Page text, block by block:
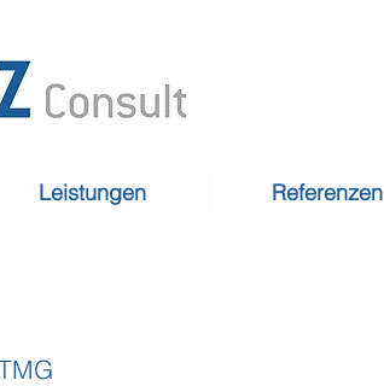
Leistungen Referenzen